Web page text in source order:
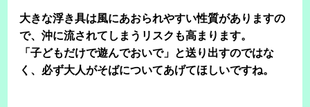
大きな浮き具は風にあおられやすい性質がありますの
で、沖に流されてしまうリスクも高まります。
「子どもだけで遊んでおいで」と送り出すのではな
く、必ず大人がそばについてあげてほしいですね。